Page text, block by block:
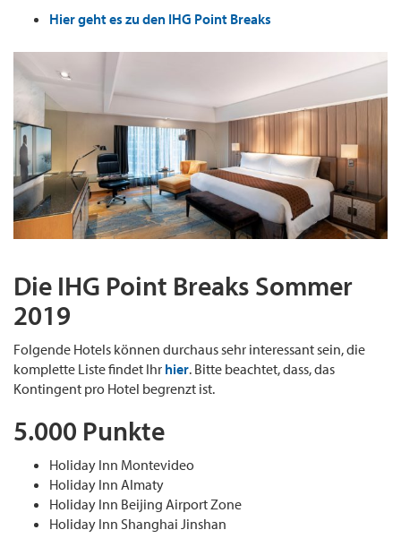
Hier geht es zu den IHG Point Breaks
Die IHG Point Breaks Sommer
2019
Folgende Hotels können durchaus sehr interessant sein, die
komplette Liste findet Ihr hier. Bitte beachtet, dass, das
Kontingent pro Hotel begrenzt ist.
5.000 Punkte
Holiday Inn Montevideo
Holiday Inn Almaty
Holiday Inn Beijing Airport Zone
Holiday Inn Shanghai Jinshan